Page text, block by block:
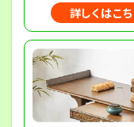
詳しくはこ